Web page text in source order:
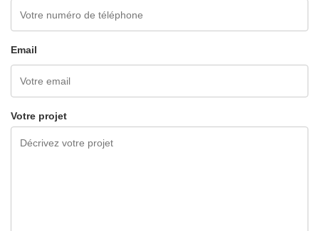
Email
Votre projet